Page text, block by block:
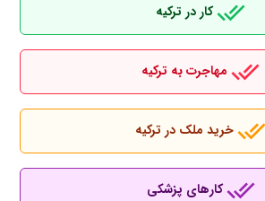
کار در ترکیه
مهاجرت به ترکیه
خرید ملک در ترکیه
کارهای پزشکی